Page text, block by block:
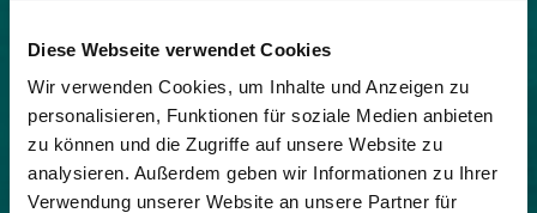
Diese Webseite verwendet Cookies
Wir verwenden Cookies, um Inhalte und Anzeigen zu
personalisieren, Funktionen für soziale Medien anbieten
zu können und die Zugriffe auf unsere Website zu
analysieren. Außerdem geben wir Informationen zu Ihrer
Verwendung unserer Website an unsere Partner für
Frankreich
Beitrittsjahr:
2018
Einwohner:
103